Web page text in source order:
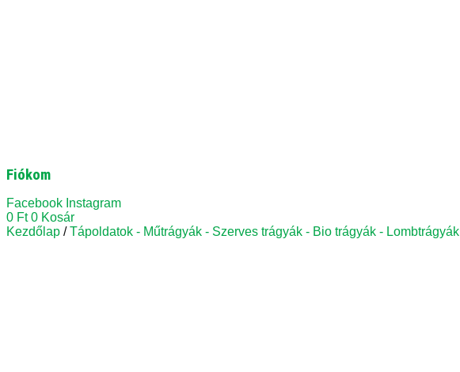
Fiókom
Facebook Instagram
0 Ft 0 Kosár
Kezdőlap /Tápoldatok - Műtrágyák - Szerves trágyák - Bio trágyák - Lombtrágyák